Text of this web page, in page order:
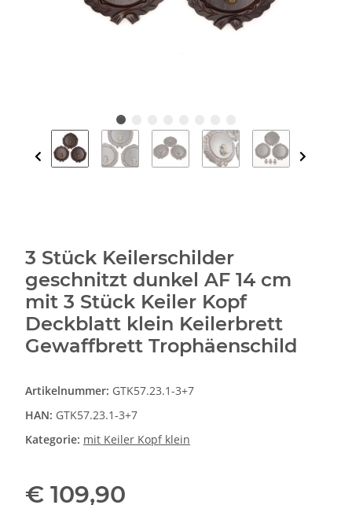
3 Stück Keilerschilder
geschnitzt dunkel AF 14 cm
mit 3 Stück Keiler Kopf
Deckblatt klein Keilerbrett
Gewaffbrett Trophäenschild
Artikelnummer: GTK57.23.1-3+7
HAN: GTK57.23.1-3+7
Kategorie: mit Keiler Kopf klein
€ 109,90